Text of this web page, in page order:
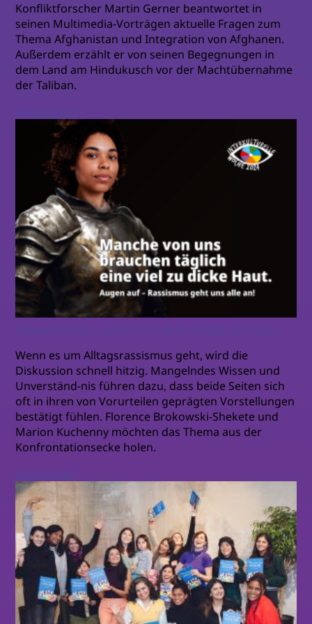
Konfliktforscher Martin Gerner beantwortet in
seinen Multimedia-Vorträgen aktuelle Fragen zum
Thema Afghanistan und Integration von Afghanen.
Außerdem erzählt er von seinen Begegnungen in
dem Land am Hindukusch vor der Machtübernahme
der Taliban.
Wenn es um Alltagsrassismus geht, wird die
Diskussion schnell hitzig. Mangelndes Wissen und
Unverständ-nis führen dazu, dass beide Seiten sich
oft in ihren von Vorurteilen geprägten Vorstellungen
bestätigt fühlen. Florence Brokowski-Shekete und
Marion Kuchenny möchten das Thema aus der
Konfrontationsecke holen.